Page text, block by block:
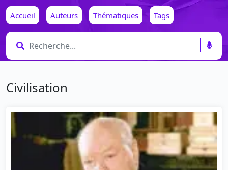
Accueil Auteurs Thématiques Tags
Civilisation